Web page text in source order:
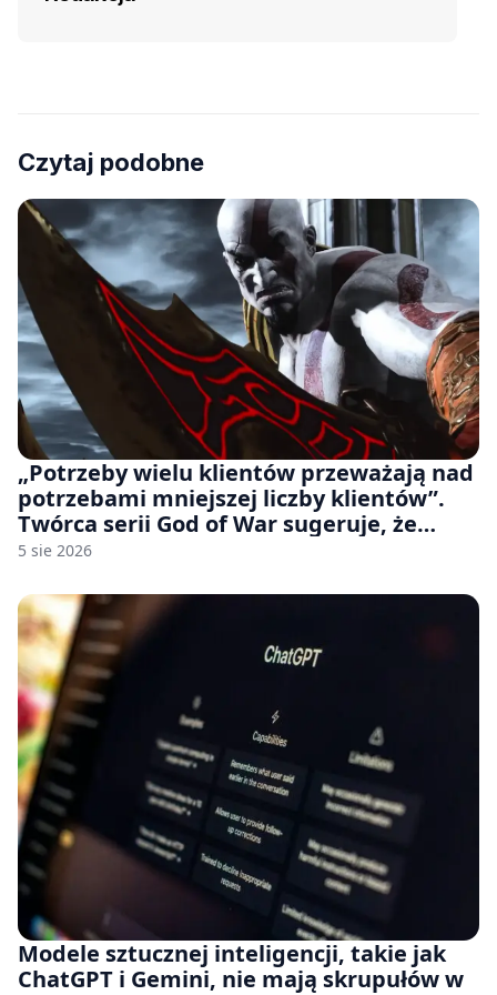
Czytaj podobne
„Potrzeby wielu klientów przeważają nad
potrzebami mniejszej liczby klientów”.
Twórca serii God of War sugeruje, że
rozumie, dlaczego Sony rezygnuje z gier
5 sie 2026
Modele sztucznej inteligencji, takie jak
ChatGPT i Gemini, nie mają skrupułów w